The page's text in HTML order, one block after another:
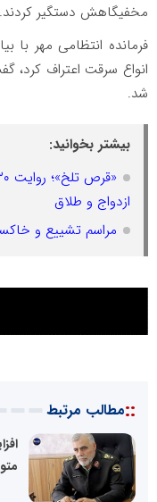
مخفیگاهش دستگیر کردند.
انواع سرقت اعتراف کرد،
شد.
بیشتر بخوانید:
ازدواج و طلاق
مراسم تشییع و
::مطالب مرتبط